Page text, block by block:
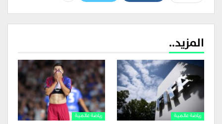
المزيد..
رياضة عالمية رياضة عالمية